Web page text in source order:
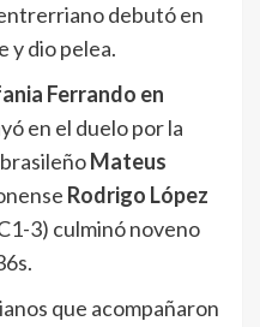
debutó en
y dio pelea.
Ferrando en
en el duelo por la
Mateus
Rodrigo López
3) culminó noveno
que acompañaron